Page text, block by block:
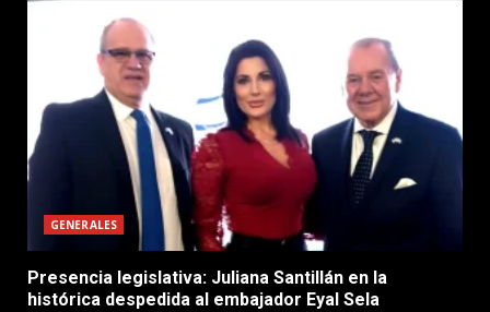
GENERALES
Presencia legislativa: Juliana Santillán en la
histórica despedida al embajador Eyal Sela